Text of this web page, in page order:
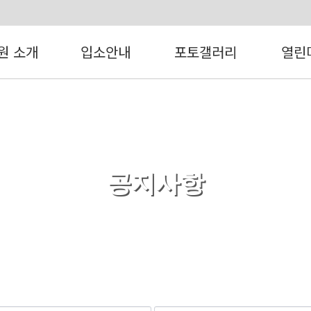
소개 입소안내 포토갤러리 열린
공지사항